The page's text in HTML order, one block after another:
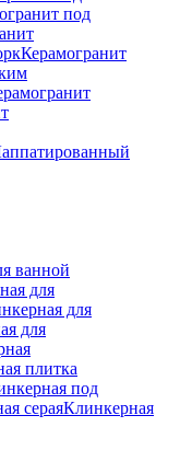
под
Керамогранит
ванной
для
для
для
плитка
под
сераяКлинкерная